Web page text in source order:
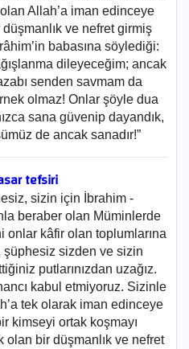
Allah’a iman edinceye
ve nefret girmiş
babasına söylediği:
dile­yeceğim; ancak
senden savmam da
olmaz! Onlar şöyle dua
sana güvenip dayandık,
de ancak sanadır!”
tefsiri
sizin için İbrahim -
beraber olan Müminlerde
onlar kâfir olan toplumlarına
sizden ve sizin
putlarınızdan uzağız.
kabul etmiyoruz. Sizinle
tek olarak iman edinceye
kimseyi ortak koşmayı
olan bir düşmanlık ve nefret